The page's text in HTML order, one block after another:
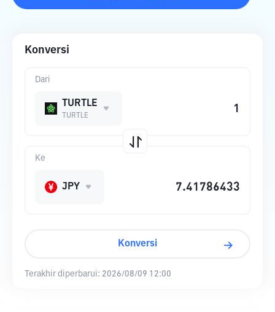
Konversi
Dari
TURTLE
TURTLE
Ke
JPY
Konversi
Terakhir diperbarui: 2026/08/09 12:00